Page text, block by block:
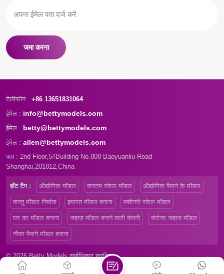
जमा करना
टेलीफोन : +86 13651831064
ईमेल : info@bettymodels.com
ईमेल : betty@bettymodels.com
ईमेल : allen@bettymodels.com
पता : 2nd Floor,5#Building No.808 Baoyuanliu Road
Shanghai,201812,China
हॉट टैग : औद्योगिक मॉडल कस्टम स्केल मॉडल औद्योगिक पैमाने के मॉडल
वास्तु मॉडल निर्माता इमारत मॉडल बनाना मशीनरी स्केल मॉडल
घर का मॉडल बनाना जहाज़ मॉडल बनाने वाली कंपनी कंटेनर जहाज मॉडल
नौका पैमाने मॉडल बनाना
© 2026 Betty Models सर्वाधिकार सुरक्षित
साइट मैप
Privacy Policy |